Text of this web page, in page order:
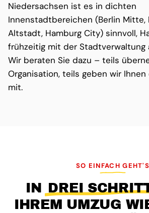
Niedersachsen ist es in dichten
Innenstadtbereichen (Berlin Mitte,
Altstadt, Hamburg City) sinnvoll,
frühzeitig mit der Stadtverwaltung
Wir beraten Sie dazu – teils
Organisation, teils geben wir
mit.
SO EINFACH GEHT'S
IN DREI
IHREM UMZUG